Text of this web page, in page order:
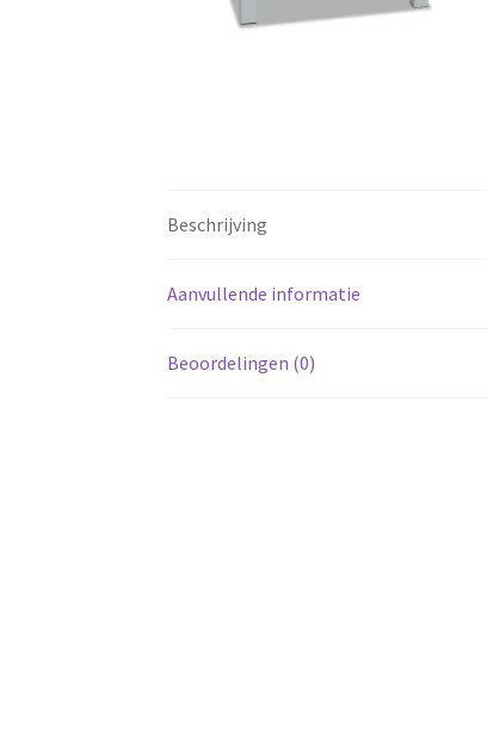
Beschrijving
Aanvullende informatie
Beoordelingen (0)